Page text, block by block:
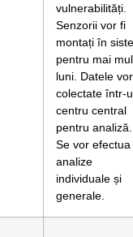
vulnerabilități.
Senzorii vor fi
montați în
pentru mai
luni. Datele
colectate într-
centru central
pentru analiză.
Se vor efectua
analize
individuale și
generale.